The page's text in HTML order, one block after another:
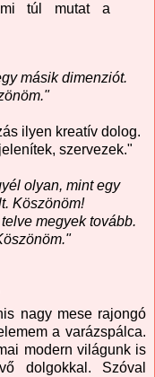
túl mutat a
másik dimenziót.
ilyen kreatív dolog.
szervezek."
olyan, mint egy
Köszönöm!
megyek tovább.
nagy mese rajongó
a varázspálca.
modern világunk is
dolgokkal. Szóval